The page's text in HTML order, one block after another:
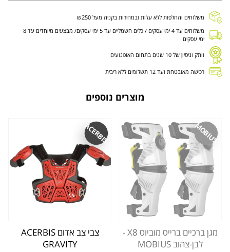
משלוחים והחלפות ללא עלות ובמהירות בקניה מעל ₪250
משלוחים עד 4 ימי עסקים / כלים חשמליים עד 5 ימי עסקים/ מבצעים מיוחדים עד 8
ימי עסקים
וותק וניסיון של 10 שנים בתחום האופנועים
רכישה מאובטחת ועד 12 תשלומים ללא ריבית
מוצרים נוספים
MOBIUS
מגן ברכיים ברייס מוביוס X8 -
לבן-צהוב MOBIUS
ACERBIS
צבי צב אדום ACERBIS
GRAVITY